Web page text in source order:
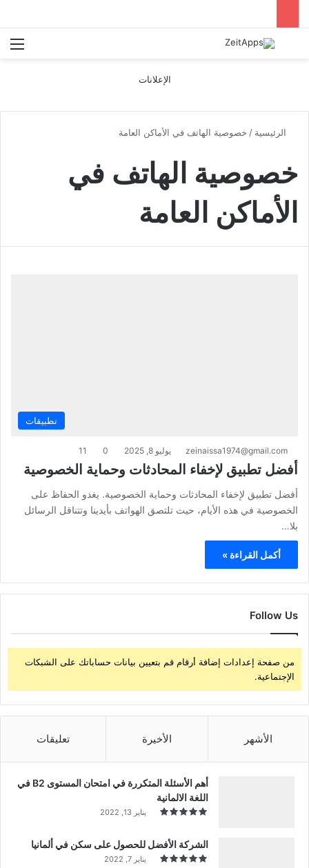
بحث عن
الإعلانات
الرئيسية / خصوصية الهاتف في الأماكن العامة
خصوصية الهاتف في
الأماكن العامة
تطبيقات
zeinaissa1974@gmail.com يوليو 8, 2025 0
11
أفضل تطبيق لإخفاء المحادثات وحماية الخصوصية
أفضل تطبيق لإخفاء المحادثات وحماية الخصوصية. يغدو الحفاظ على
الخصوصية في هذه الأيام، حيث تلتصق الهواتف بأيدينا وتتناقل الرسائل
بلا…
أكمل القراءة »
Follow Us
من صفحة إعدادات إضافة أرقام قم بتعيين بيانات حساباتك على الشبكات
الإجتماعية.
الأشهر الأخيرة تعليقات
أهم الأسئلة المتكررة في امتحان المستوى B2 في
اللغة الالمانية
يناير 13, 2022
الشركة الأفضل للحصول على سكن في ألمانيا
يناير 7, 2022